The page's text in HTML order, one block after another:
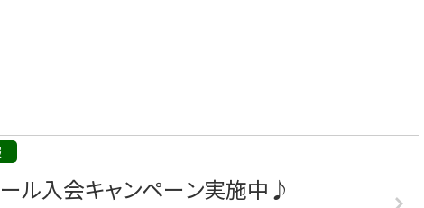
6060
8382
ル入会キャンペーン実施中♪